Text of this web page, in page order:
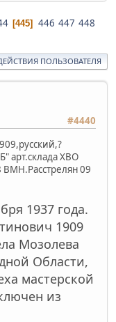
445 446 447 448
ПОЛЬЗОВАТЕЛЯ
#4440
арт.склада ХВО
ВМН.Расстрелян 09
1937 года.
1909
Мозолева
Области,
мастерской
из